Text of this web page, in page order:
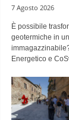
7 Agosto 2026
È possibile
geotermiche in
Energetico e